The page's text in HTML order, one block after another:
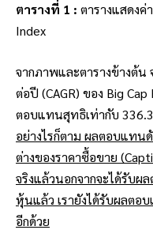
ตารางที่ 1 : ตารางแสดงค่
Index
จากภาพและตารางข้างต้
ต่อปี (CAGR) ของ Big
ตอบแทนสุทธิเท่ากับ
อย่างไรก็ตาม ผลตอบแทน
ต่างของราคาซื้อขาย
จริงแล้วนอกจากจะได้รับผ
หุ้นแล้ว เรายังได้รับผลตอ
อีกด้วย